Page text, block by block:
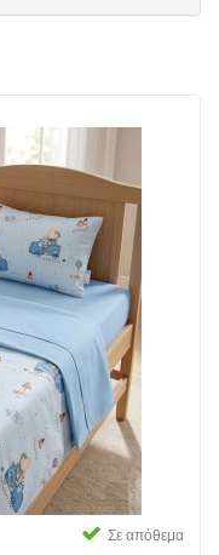
Σε απόθεμα